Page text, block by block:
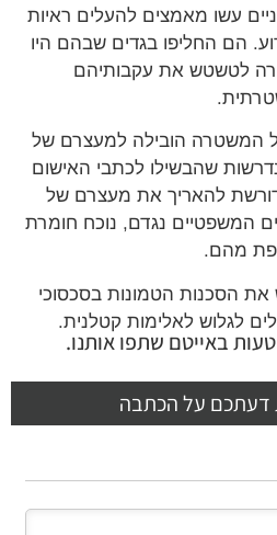
עשו מאמצים להעלים ראיות
הם החליפו בגדים שבהם היו
לטשטש את עקבותיהם
המשטרה הובילה למעצרם של
שהבשילו לכתבי האישום
דורשת להאריך את מעצרם של
המשפטיים נגדם, נוכח חומרת
מהם.
את הסכנות הטמונות בסכסוכי
לגלוש לאלימות קטלנית.
באייטם שתפו אותנו.
דעתכם על הכתבה